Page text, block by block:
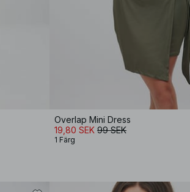
Overlap Mini Dress
19,80 SEK 99 SEK
1 Färg